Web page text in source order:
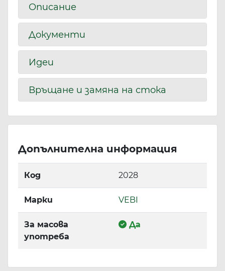
Описание
Документи
Идеи
Връщане и замяна на стока
Допълнителна информация
Код 2028
Марки VEBI
За масова
употреба
Да